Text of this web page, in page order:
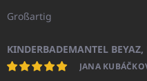
Großartig
JANA